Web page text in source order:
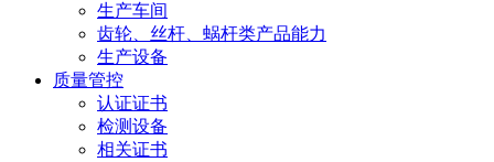
生产车间
齿轮、丝杆、蜗杆类产品能力
生产设备
质量管控
认证证书
检测设备
相关证书